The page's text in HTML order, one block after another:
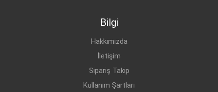
Bilgi
Hakkımızda
İletişim
Sipariş Takip
Kullanım Şartları